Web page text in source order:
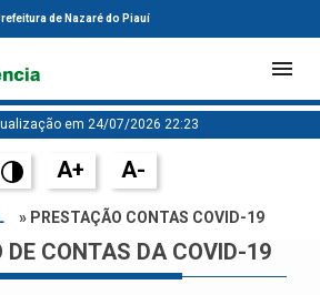
de Nazaré do Piauí
em 24/07/2026 22:23
A+ A-
» PRESTAÇÃO CONTAS COVID-19
DE CONTAS DA COVID-19